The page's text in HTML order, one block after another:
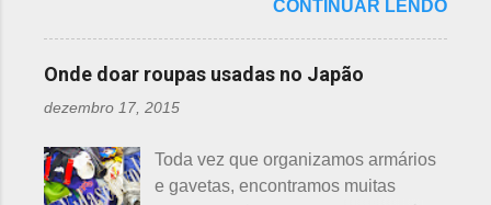
percebeu, pois além da aranha ser
pequena, ele havia...
flores de lotus são grandes, que
brotam de hastes compridas e em
apenas 3 cores, branca, creme e
largas e cor única: verde. As folhas
crescem para o alto, em hastes
longas. As raízes são comestíveis,
inclusive no Japão. Este assunto é
mais uma das postagens que estava
em rascunho por alguns anos, desde
que passei por estas casas e
descobri pra que serviam essas
acabou esquecido, até que postei
sobre esses baldes de água
CONTINUAR LENDO
Onde doar roupas usadas no Japão
dezembro 17, 2015
Toda vez que organizamos armários
e gavetas, encontramos muitas